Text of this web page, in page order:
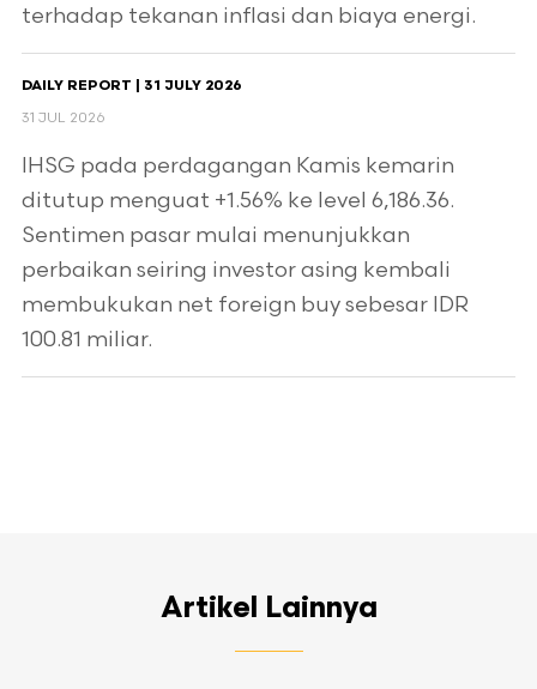
terhadap tekanan inflasi dan biaya energi.
DAILY REPORT | 31 JULY 2026
31 JUL 2026
IHSG pada perdagangan Kamis kemarin
ditutup menguat +1.56% ke level 6,186.36.
Sentimen pasar mulai menunjukkan
perbaikan seiring investor asing kembali
membukukan net foreign buy sebesar IDR
100.81 miliar.
Artikel Lainnya